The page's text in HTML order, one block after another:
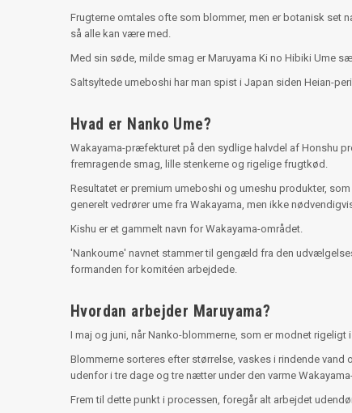
Frugterne omtales ofte som blommer, men er botanisk set
så alle kan være med.
Med sin søde, milde smag er Maruyama Ki no Hibiki Ume
Saltsyltede umeboshi har man spist i Japan siden Heian-
Hvad er Nanko Ume?
Wakayama-præfekturet på den sydlige halvdel af Honshu
fremragende smag, lille stenkerne og rigelige frugtkød.
Resultatet er premium umeboshi og umeshu produkter,
generelt vedrører ume fra Wakayama, men ikke
Kishu er et gammelt navn for Wakayama-området.
'Nankoume' navnet stammer til gengæld fra den
formanden for komitéen arbejdede.
Hvordan arbejder Maruyama?
I maj og juni, når Nanko-blommerne, som er modnet
Blommerne sorteres efter størrelse, vaskes i rindende
udenfor i tre dage og tre nætter under den varme Wakayama-
Frem til dette punkt i processen, foregår alt arbejdet